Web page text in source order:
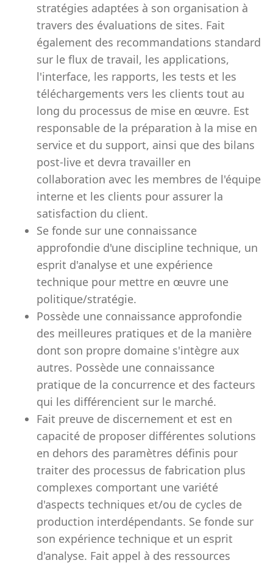
stratégies adaptées à son organisation à
travers des évaluations de sites. Fait
également des recommandations standard
sur le flux de travail, les applications,
l'interface, les rapports, les tests et les
téléchargements vers les clients tout au
long du processus de mise en œuvre. Est
responsable de la préparation à la mise en
service et du support, ainsi que des bilans
post-live et devra travailler en
collaboration avec les membres de l'équipe
interne et les clients pour assurer la
satisfaction du client.
Se fonde sur une connaissance
approfondie d'une discipline technique, un
esprit d'analyse et une expérience
technique pour mettre en œuvre une
politique/stratégie.
Possède une connaissance approfondie
des meilleures pratiques et de la manière
dont son propre domaine s'intègre aux
autres. Possède une connaissance
pratique de la concurrence et des facteurs
qui les différencient sur le marché.
Fait preuve de discernement et est en
capacité de proposer différentes solutions
en dehors des paramètres définis pour
traiter des processus de fabrication plus
complexes comportant une variété
d'aspects techniques et/ou de cycles de
production interdépendants. Se fonde sur
son expérience technique et un esprit
d'analyse. Fait appel à des ressources